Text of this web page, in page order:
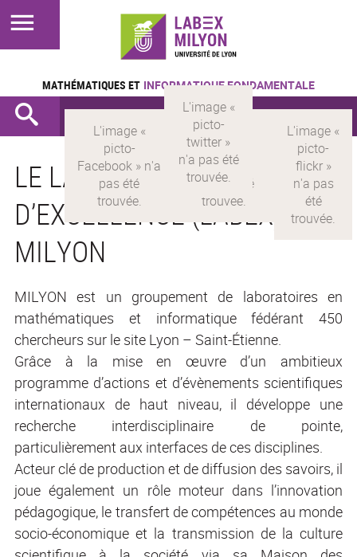
MATHÉMATIQUES ET INFORMATIQUE FONDAMENTALE
LE LABORATOIRE
D’EXCELLENCE (LABEX)
MILYON
MILYON est un groupement de laboratoires en
mathématiques et informatique fédérant 450
chercheurs sur le site Lyon – Saint-Étienne.
Grâce à la mise en œuvre d’un ambitieux
programme d’actions et d’évènements scientifiques
internationaux de haut niveau, il développe une
recherche interdisciplinaire de pointe,
particulièrement aux interfaces de ces disciplines.
Acteur clé de production et de diffusion des savoirs, il
joue également un rôle moteur dans l’innovation
pédagogique, le transfert de compétences au monde
socio-économique et la transmission de la culture